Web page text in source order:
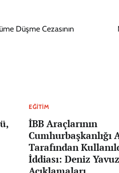
Düşme Cezasının
EĞITIM
İBB Araçlarının
Cumhurbaşkanlığı
Tarafından
İddiası: Deniz